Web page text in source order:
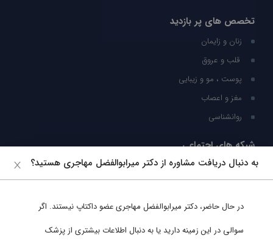
تخصص های پر بازدید
زنان و زایمان
قلب و عروق
پوست ، مو و زیبایی
مغز و اعصاب
روانشناسی
شبکه های اجتماعی
ما را در شبکه های اجتماعی دنبال کنید
به دنبال دریافت مشاوره از دکتر میرابوالفضل مهاجری هستید؟
در حال حاضر، دکتر میرابوالفضل مهاجریعضو داکتاپ نیستند. اگر
سوالی در این زمینه دارید یا به دنبال اطلاعات بیشتری از پزشک